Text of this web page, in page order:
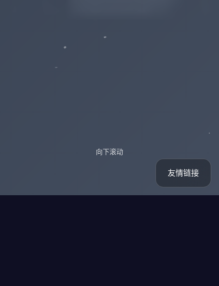
向下滚动
友情链接